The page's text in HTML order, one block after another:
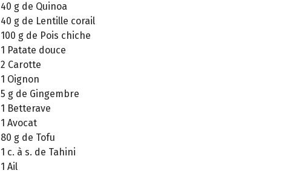
40 g de Quinoa
40 g de Lentille corail
100 g de Pois chiche
1 Patate douce
2 Carotte
1 Oignon
5 g de Gingembre
1 Betterave
1 Avocat
80 g de Tofu
1 c. à s. de Tahini
1 Ail